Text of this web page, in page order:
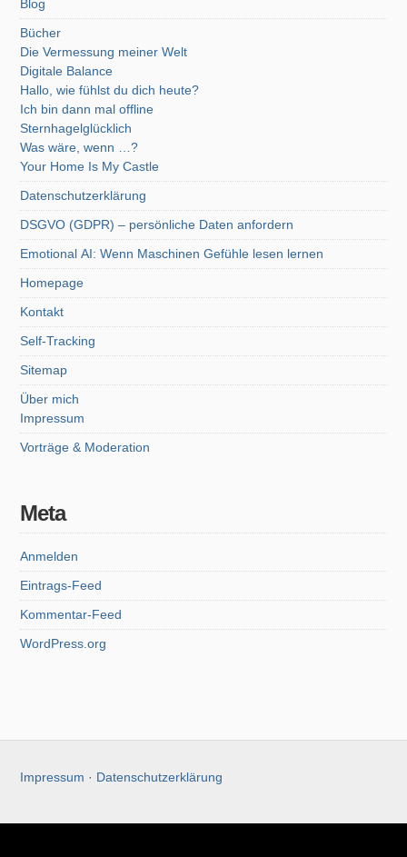
Blog
Bücher
Die Vermessung meiner Welt
Digitale Balance
Hallo, wie fühlst du dich heute?
Ich bin dann mal offline
Sternhagelglücklich
Was wäre, wenn …?
Your Home Is My Castle
Datenschutzerklärung
DSGVO (GDPR) – persönliche Daten anfordern
Emotional AI: Wenn Maschinen Gefühle lesen lernen
Homepage
Kontakt
Self-Tracking
Sitemap
Über mich
Impressum
Vorträge & Moderation
Meta
Anmelden
Eintrags-Feed
Kommentar-Feed
WordPress.org
Impressum · Datenschutzerklärung